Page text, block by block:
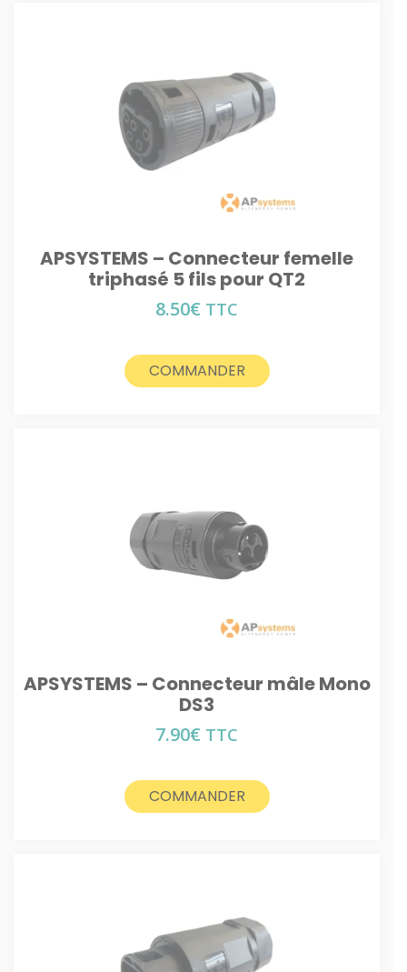
APSYSTEMS – Connecteur femelle
triphasé 5 fils pour QT2
8.50€ TTC
COMMANDER
APSYSTEMS – Connecteur mâle Mono
DS3
7.90€ TTC
COMMANDER